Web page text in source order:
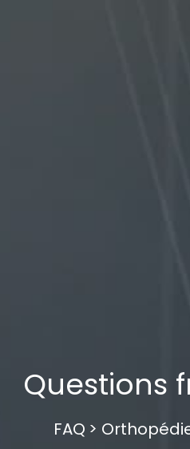
Questions
FAQ >